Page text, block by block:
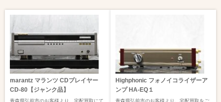
marantz マランツ CDプレイヤー
CD-80【ジャンク品】
青森県弘前市のお客様より、宅配買取にて
Highphonic フォノイコライザーア
ンプ HA-EQ１
青森県弘前市のお客様より、宅配買取をご